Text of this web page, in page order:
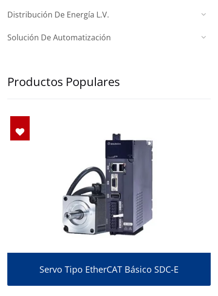
Distribución De Energía L.V.
Solución De Automatización
Productos Populares
Servo Tipo EtherCAT Básico SDC-E